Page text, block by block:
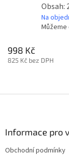
Obsah:
Na
998 Kč
825 Kč bez DPH
Informace pro
Obchodní podmínky